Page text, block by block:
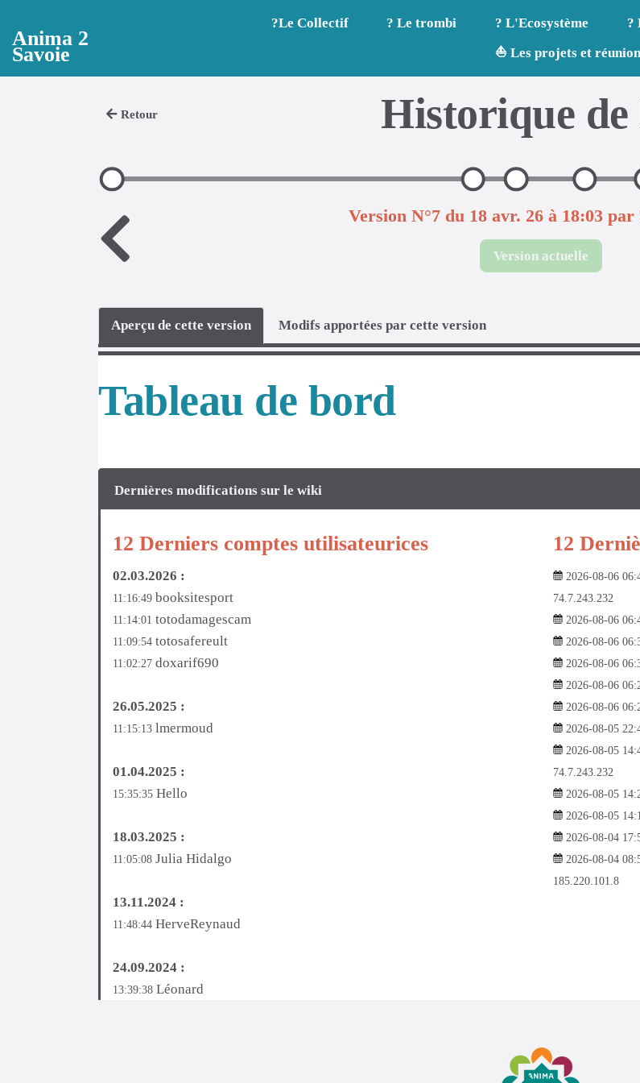
Anima 2
Savoie
?️Le Collectif ? Le trombi ? L'Ecosystème ?
⛵ Les projets et
Retour Historique de
Version N°7 du 18 avr. 26 à 18:03 par
Version actuelle
Aperçu de cette version Modifs apportées par cette version